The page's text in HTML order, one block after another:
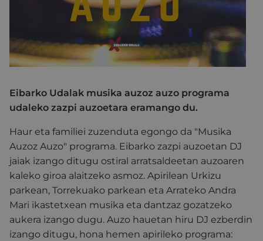
Eibarko Udalak musika auzoz auzo programa
udaleko zazpi auzoetara eramango du.
Haur eta familiei zuzenduta egongo da "Musika
Auzoz Auzo" programa. Eibarko zazpi auzoetan DJ
jaiak izango ditugu ostiral arratsaldeetan auzoaren
kaleko giroa alaitzeko asmoz. Apirilean Urkizu
parkean, Torrekuako parkean eta Arrateko Andra
Mari ikastetxean musika eta dantzaz gozatzeko
aukera izango dugu. Auzo hauetan hiru DJ ezberdin
izango ditugu, hona hemen apirileko programa: